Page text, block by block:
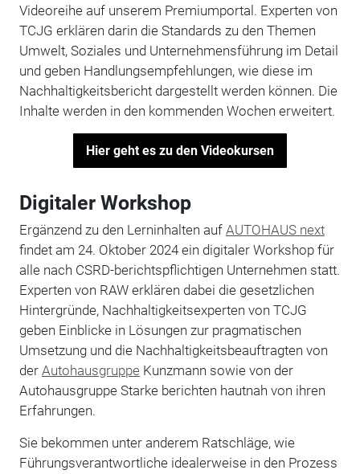
Videoreihe auf unserem Premiumportal. Experten von
TCJG erklären darin die Standards zu den Themen
Umwelt, Soziales und Unternehmensführung im Detail
und geben Handlungsempfehlungen, wie diese im
Nachhaltigkeitsbericht dargestellt werden können. Die
Inhalte werden in den kommenden Wochen erweitert.
Hier geht es zu den Videokursen
Digitaler Workshop
Ergänzend zu den Lerninhalten auf AUTOHAUS next
findet am 24. Oktober 2024 ein digitaler Workshop für
alle nach CSRD-berichtspflichtigen Unternehmen statt.
Experten von RAW erklären dabei die gesetzlichen
Hintergründe, Nachhaltigkeitsexperten von TCJG
geben Einblicke in Lösungen zur pragmatischen
Umsetzung und die Nachhaltigkeitsbeauftragten von
der Autohausgruppe Kunzmann sowie von der
Autohausgruppe Starke berichten hautnah von ihren
Erfahrungen.
Sie bekommen unter anderem Ratschläge, wie
Führungsverantwortliche idealerweise in den Prozess